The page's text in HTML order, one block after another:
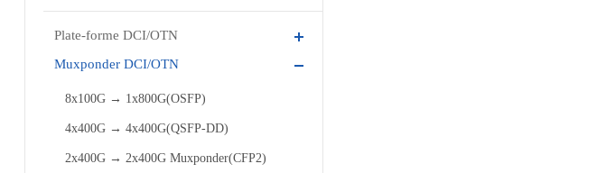
Plate-forme DCI/OTN
Muxponder DCI/OTN
8x100G → 1x800G(OSFP)
4x400G → 4x400G(QSFP-DD)
2x400G → 2x400G Muxponder(CFP2)